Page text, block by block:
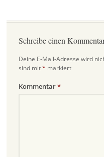
Schreibe einen
Deine E-Mail-Adresse wird
sind mit* markiert
Kommentar*